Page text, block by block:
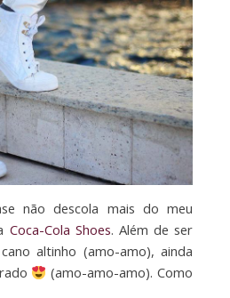
não descola mais do meu
Coca-Cola Shoes. Além de ser
altinho (amo-amo), ainda
(amo-amo-amo). Como